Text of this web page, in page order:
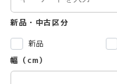
新品・中古区分
新品
幅（cm）